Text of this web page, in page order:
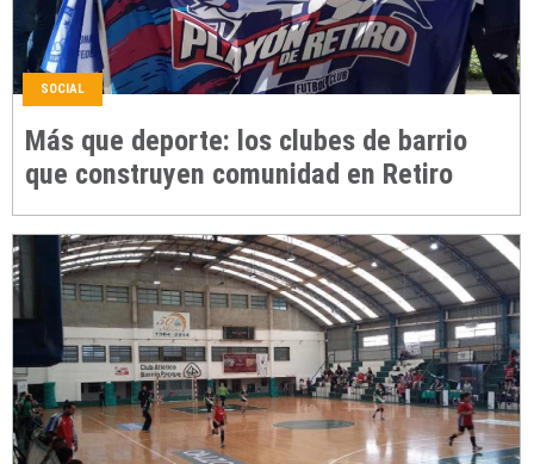
SOCIAL
Más que deporte: los clubes de barrio
que construyen comunidad en Retiro